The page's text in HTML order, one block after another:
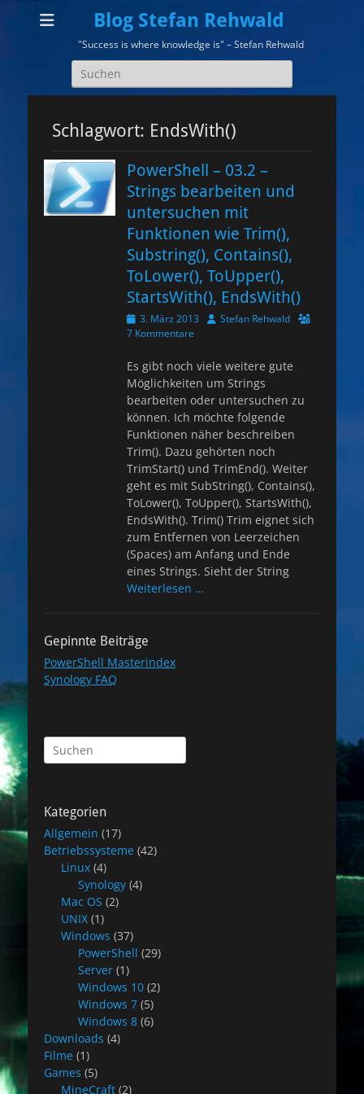
Blog Stefan Rehwald
"Success is where knowledge is" – Stefan Rehwald
Suchen
nach:
Schlagwort: EndsWith()
PowerShell – 03.2 –
Strings bearbeiten und
untersuchen mit
Funktionen wie Trim(),
Substring(), Contains(),
ToLower(), ToUpper(),
StartsWith(), EndsWith()
Veröffentlicht
am
3. März 2013 AutorStefan Rehwald
7 Kommentare
Es gibt noch viele weitere gute
Möglichkeiten um Strings
bearbeiten oder untersuchen zu
können. Ich möchte folgende
Funktionen näher beschreiben
Trim(). Dazu gehörten noch
TrimStart() und TrimEnd(). Weiter
geht es mit SubString(), Contains(),
ToLower(), ToUpper(), StartsWith(),
EndsWith(). Trim() Trim eignet sich
zum Entfernen von Leerzeichen
(Spaces) am Anfang und Ende
eines Strings. Sieht der String
Weiterlesen …
Gepinnte Beiträge
PowerShell Masterindex
Synology FAQ
Suchen
nach:
Kategorien
Allgemein (17)
Betriebssysteme (42)
Linux (4)
Synology (4)
Mac OS (2)
UNIX (1)
Windows (37)
PowerShell (29)
Server (1)
Windows 10 (2)
Windows 7 (5)
Windows 8 (6)
Downloads (4)
Filme (1)
Games (5)
MineCraft (2)